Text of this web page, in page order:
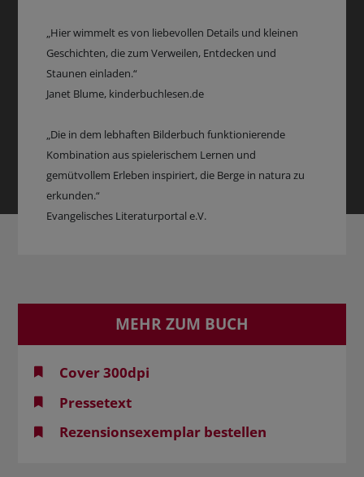
„Hier wimmelt es von liebevollen Details und kleinen
Geschichten, die zum Verweilen, Entdecken und
Staunen einladen.“
Janet Blume, kinderbuchlesen.de
„Die in dem lebhaften Bilderbuch funktionierende
Kombination aus spielerischem Lernen und
gemütvollem Erleben inspiriert, die Berge in natura zu
erkunden.“
Evangelisches Literaturportal e.V.
MEHR ZUM BUCH
Cover 300dpi
Pressetext
Rezensionsexemplar bestellen